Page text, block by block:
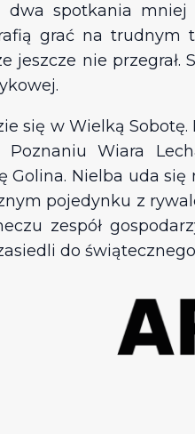
dwa spotkania
grać na trudnym
nie
się w Wielką
Wiara
Nielba uda
pojedynku z
zespół
do